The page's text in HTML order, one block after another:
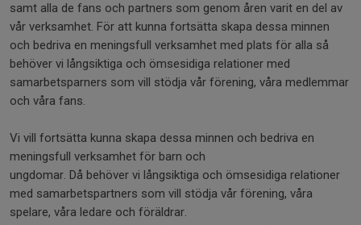
samt alla de fans och partners som genom åren varit en del av
vår verksamhet. För att kunna fortsätta skapa dessa minnen
och bedriva en meningsfull verksamhet med plats för alla så
behöver vi långsiktiga och ömsesidiga relationer med
samarbetsparners som vill stödja vår förening, våra medlemmar
och våra fans.
Vi vill fortsätta kunna skapa dessa minnen och bedriva en
meningsfull verksamhet för barn och
ungdomar. Då behöver vi långsiktiga och ömsesidiga relationer
med samarbetspartners som vill stödja vår förening, våra
spelare, våra ledare och föräldrar.